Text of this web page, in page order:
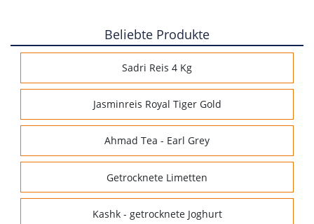
Beliebte Produkte
Sadri Reis 4 Kg
Jasminreis Royal Tiger Gold
Ahmad Tea - Earl Grey
Getrocknete Limetten
Kashk - getrocknete Joghurt